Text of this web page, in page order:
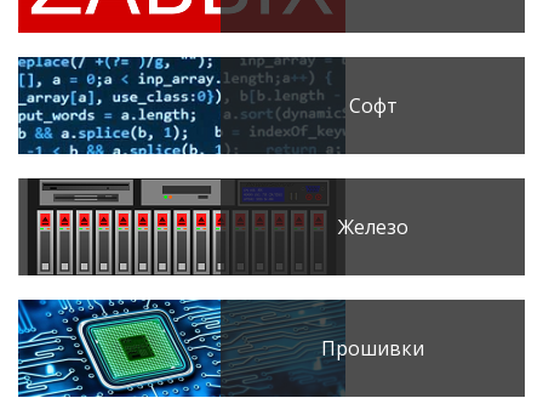
Софт
Железо
Прошивки